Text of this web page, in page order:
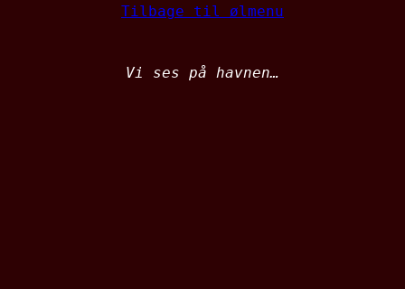
Tilbage til ølmenu
Vi ses på havnen…